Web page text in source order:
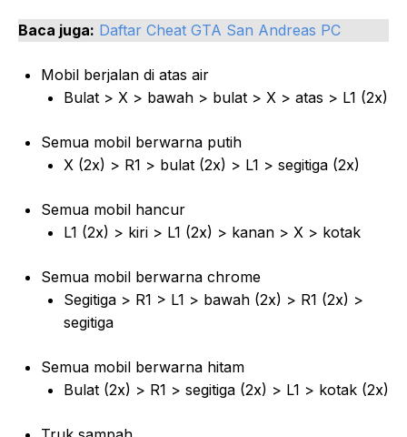
Baca juga: Daftar Cheat GTA San Andreas PC
Mobil berjalan di atas air
Bulat > X > bawah > bulat > X > atas > L1 (2x)
Semua mobil berwarna putih
X (2x) > R1 > bulat (2x) > L1 > segitiga (2x)
Semua mobil hancur
L1 (2x) > kiri > L1 (2x) > kanan > X > kotak
Semua mobil berwarna chrome
Segitiga > R1 > L1 > bawah (2x) > R1 (2x) >
segitiga
Semua mobil berwarna hitam
Bulat (2x) > R1 > segitiga (2x) > L1 > kotak (2x)